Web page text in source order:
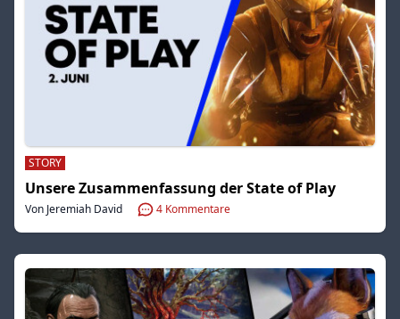
STORY
Unsere Zusammenfassung der State of Play
Von Jeremiah David 4 Kommentare